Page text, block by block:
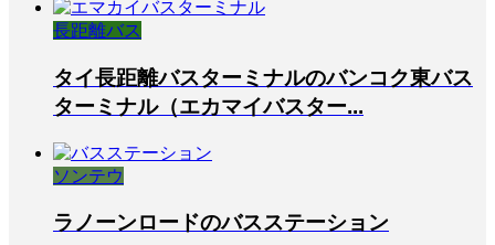
長距離バス
タイ長距離バスターミナルのバンコク東バス
ターミナル（エカマイバスター...
ソンテウ
ラノーンロードのバスステーション